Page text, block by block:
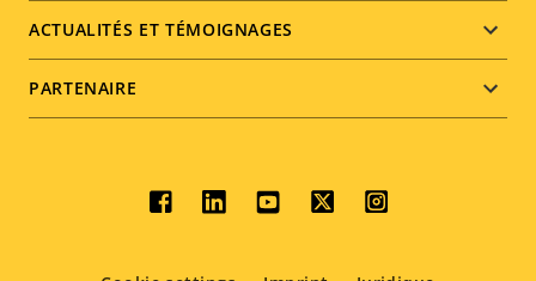
ACTUALITÉS ET TÉMOIGNAGES
PARTENAIRE
Social
menu